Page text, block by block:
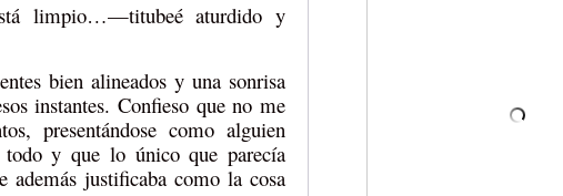
limpio…—titubeé aturdido y
bien alineados y una sonrisa
instantes. Confieso que no me
presentándose como alguien
y que lo único que parecía
además justificaba como la cosa